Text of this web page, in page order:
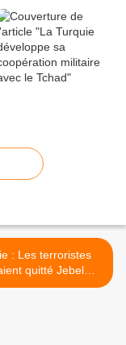
: Les terroristes
quitté Jebel
Chaambi >